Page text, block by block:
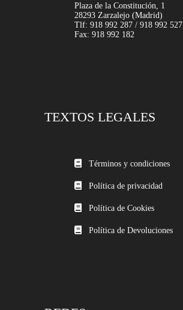
Plaza de la Constitución, 1
28293 Zarzalejo (Madrid)
Tlf: 918 992 287 / 918 992 527
Fax: 918 992 182
TEXTOS LEGALES
Términos y condiciones
Política de privacidad
Política de Cookies
Política de Devoluciones